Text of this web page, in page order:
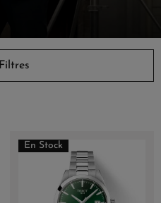
Filtres
En Stock